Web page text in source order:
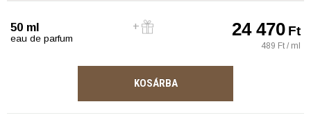
50 ml
eau de parfum 24 470Ft
489 Ft / ml
KOSÁRBA